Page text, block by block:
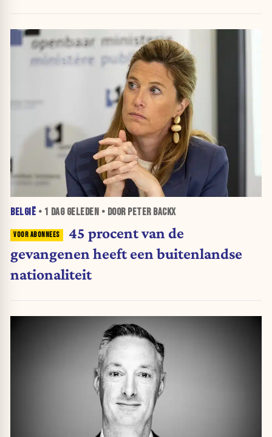
BELGIË • 1 DAGGELEDEN • DOOR PETER BACKX
45 procent van de
gevangenen heeft een buitenlandse
nationaliteit